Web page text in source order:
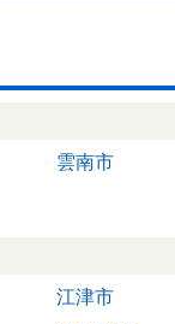
雲南市
江津市